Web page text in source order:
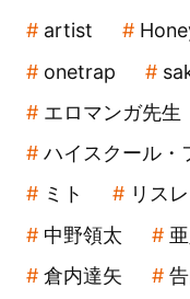
artist
onetrap
エロマンガ先生
ハイスクール・
ミト
リス
中野領太
倉内達矢